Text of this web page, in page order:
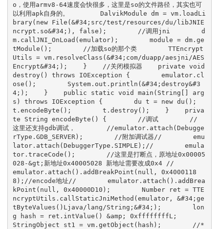
o，使用armv8-64速度会快很多，这里是so的文件路径，其实也可
以利用apk自身的。        DalvikModule dm = vm.loadLi
brary(new File(&#34;src/test/resources/du/libJNIE
ncrypt.so&#34;), false);        //调用jni        d
m.callJNI_OnLoad(emulator);        module = dm.ge
tModule();        //加载so的那个类        TTEncrypt
Utils = vm.resolveClass(&#34;com/duapp/aesjni/AES
Encrypt&#34;);    }    //关闭模拟器    private void
destroy() throws IOException {        emulator.cl
ose();        System.out.println(&#34;destroy&#3
4;);    }    public static void main(String[] arg
s) throws IOException {        du t = new du();
t.encodeByte();        t.destroy();    }    priva
te String encodeByte() {        //调试        //
这里还支持gdb调试，        //emulator.attach(Debugge
rType.GDB_SERVER);        //附加调试器//        emu
lator.attach(DebuggerType.SIMPLE);//        emula
tor.traceCode();        //这里是打断点，原地址0x00005
028-&gt;新地址0x40005028 新地址需要改成0x4 //
emulator.attach().addBreakPoint(null, 0x4000118
8);//encode地址//        emulator.attach().addBrea
kPoint(null, 0x40000D10);        Number ret = TTE
ncryptUtils.callStaticJniMethod(emulator, &#34;ge
tByteValues()Ljava/lang/String;&#34;);        lon
g hash = ret.intValue() &amp; 0xffffffffL;
StringObject st1 = vm.getObject(hash);        //*